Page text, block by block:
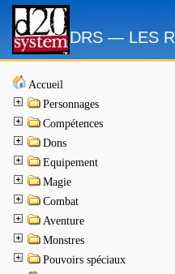
DRS — LES
Accueil
Personnages
Compétences
Dons
Equipement
Magie
Combat
Aventure
Monstres
Pouvoirs spéciaux